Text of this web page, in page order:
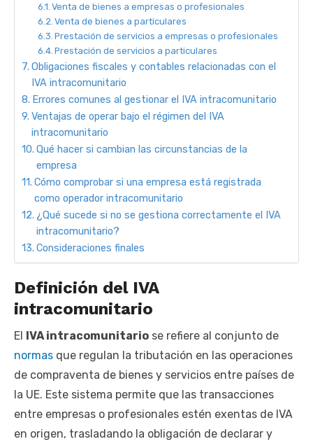
Venta de bienes a empresas o profesionales
Venta de bienes a particulares
Prestación de servicios a empresas o profesionales
Prestación de servicios a particulares
Obligaciones fiscales y contables relacionadas con el
IVA intracomunitario
Errores comunes al gestionar el IVA intracomunitario
Ventajas de operar bajo el régimen del IVA
intracomunitario
Qué hacer si cambian las circunstancias de la
empresa
Cómo comprobar si una empresa está registrada
como operador intracomunitario
¿Qué sucede si no se gestiona correctamente el IVA
intracomunitario?
Consideraciones finales
Definición del IVA
intracomunitario
El IVA intracomunitario se refiere al conjunto de
normas que regulan la tributación en las operaciones
de compraventa de bienes y servicios entre países de
la UE. Este sistema permite que las transacciones
entre empresas o profesionales estén exentas de IVA
en origen, trasladando la obligación de declarar y